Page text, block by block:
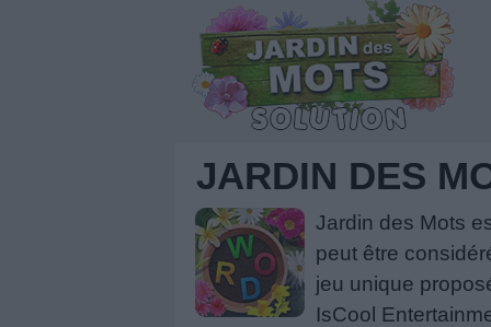
JARDIN DES
Jardin des Mots
peut être
jeu unique
IsCool